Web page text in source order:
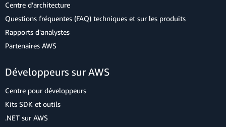
Centre d'architecture
Questions fréquentes (FAQ) techniques et sur les produits
Rapports d'analystes
Partenaires AWS
Développeurs sur AWS
Centre pour développeurs
Kits SDK et outils
.NET sur AWS